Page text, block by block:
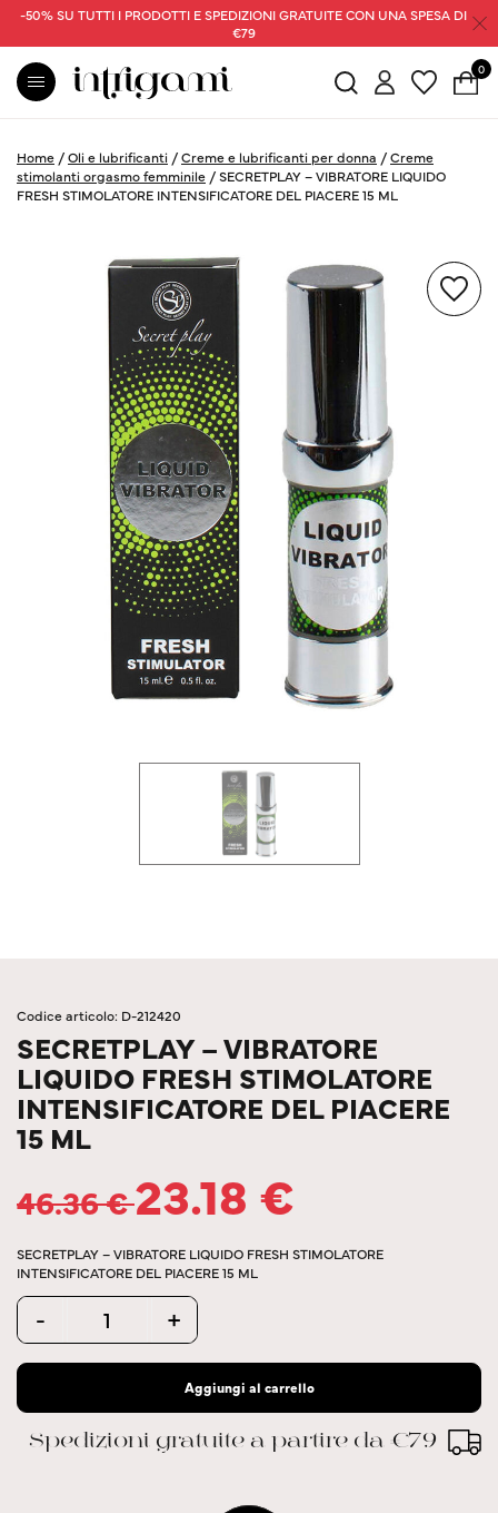
-50% SU TUTTI I PRODOTTI E SPEDIZIONI GRATUITE CON UNA SPESA DI
€79
0
Home /Oli e lubrificanti /Creme e lubrificanti per donna /Creme
stimolanti orgasmo femminile /SECRETPLAY – VIBRATORE LIQUIDO
FRESH STIMOLATORE INTENSIFICATORE DEL PIACERE 15 ML
Codice articolo: D-212420
SECRETPLAY – VIBRATORE
LIQUIDO FRESH STIMOLATORE
INTENSIFICATORE DEL PIACERE
15 ML
46.36€23.18 €
SECRETPLAY – VIBRATORE LIQUIDO FRESH STIMOLATORE
INTENSIFICATORE DEL PIACERE 15 ML
Quantity
- +
Aggiungi al carrello
Spedizioni gratuite a partire da €79